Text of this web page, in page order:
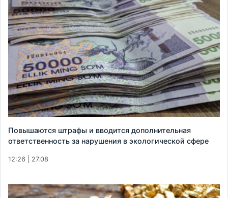
Повышаются штрафы и вводится дополнительная
ответственность за нарушения в экологической сфере
12:26 | 27.08